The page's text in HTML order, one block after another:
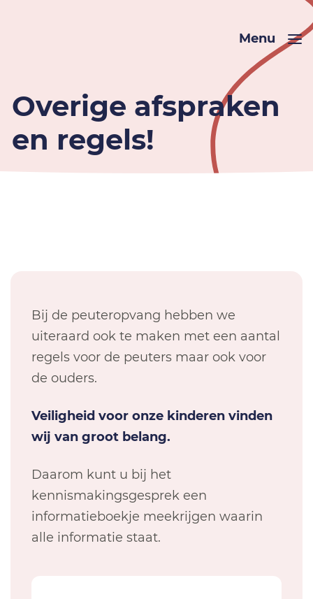
Menu
Overige afspraken
en regels!
Bij de peuteropvang hebben we
uiteraard ook te maken met een aantal
regels voor de peuters maar ook voor
de ouders.
Veiligheid voor onze kinderen vinden
wij van groot belang.
Daarom kunt u bij het
kennismakingsgesprek een
informatieboekje meekrijgen waarin
alle informatie staat.